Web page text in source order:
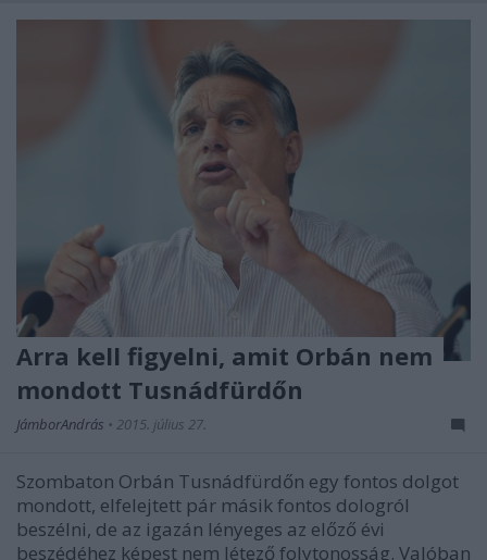
Arra kell figyelni, amit Orbán nem
mondott Tusnádfürdőn
JámborAndrás • 2015. július 27.
Szombaton Orbán Tusnádfürdőn egy fontos dolgot
mondott, elfelejtett pár másik fontos dologról
beszélni, de az igazán lényeges az előző évi
beszédéhez képest nem létező folytonosság. Valóban